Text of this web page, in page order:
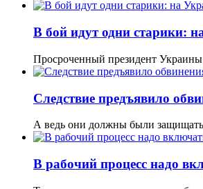
В бой идут одни старики:
Просроченный президент
Следствие предъявило
А ведь они должны были
В рабочий процесс надо